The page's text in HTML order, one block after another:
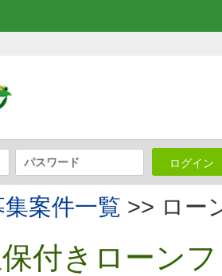
ログイン
集案件一覧 >> ロー
付きローン